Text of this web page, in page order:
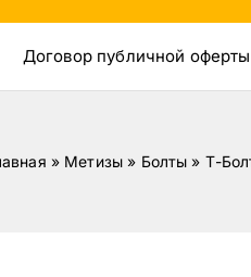
Договор публичной оферты
» Метизы » Болты » Т-